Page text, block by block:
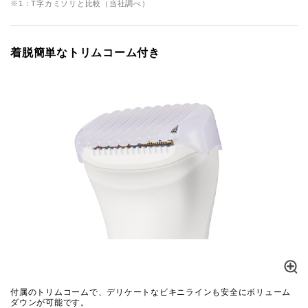
※1：T字カミソリと比較（当社調べ）
着脱簡単なトリムコーム付き
付属のトリムコームで、デリケートなビキニラインも安全にボリューム
ダウンが可能です。